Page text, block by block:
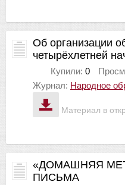
Материал в
Об организации
четырёхлетней
Купили: 0
Журнал: Народное
«ДОМАШНЯЯ
ПИСЬМА